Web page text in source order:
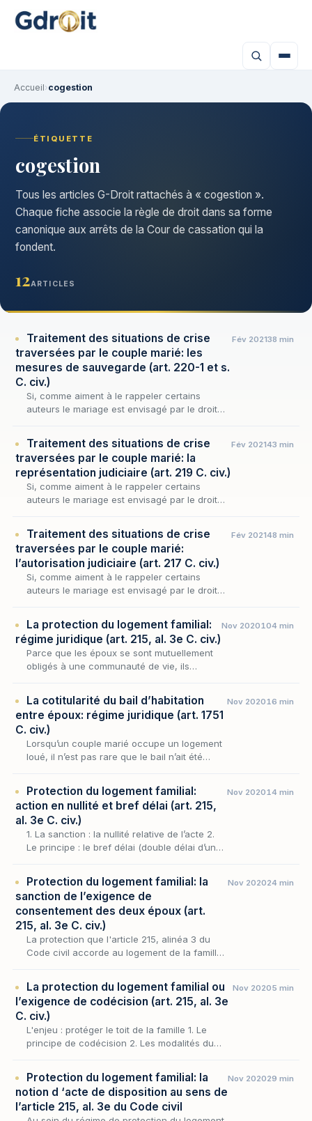
Accueil›cogestion
ÉTIQUETTE
cogestion
Tous les articles G-Droit rattachés à « cogestion ».
Chaque fiche associe la règle de droit dans sa forme
canonique aux arrêts de la Cour de cassation qui la
fondent.
12ARTICLES
Traitement des situations de crise
traversées par le couple marié: les
mesures de sauvegarde (art. 220-1 et s.
C. civ.)
Si, comme aiment à le rappeler certains
auteurs le mariage est envisagé par le droit
fondateur…
Fév 202138 min
Traitement des situations de crise
traversées par le couple marié: la
représentation judiciaire (art. 219 C. civ.)
Si, comme aiment à le rappeler certains
auteurs le mariage est envisagé par le droit
fondateur…
Fév 202143 min
Traitement des situations de crise
traversées par le couple marié:
l’autorisation judiciaire (art. 217 C. civ.)
Si, comme aiment à le rappeler certains
auteurs le mariage est envisagé par le droit
fondateur…
Fév 202148 min
La protection du logement familial:
régime juridique (art. 215, al. 3e C. civ.)
Parce que les époux se sont mutuellement
obligés à une communauté de vie, ils
Nov 2020104 min
La cotitularité du bail d’habitation
entre époux: régime juridique (art. 1751
C. civ.)
Lorsqu’un couple marié occupe un logement
loué, il n’est pas rare que le bail n’ait été
Nov 202016 min
Protection du logement familial:
action en nullité et bref délai (art. 215,
al. 3e C. civ.)
1. La sanction : la nullité relative de l’acte 2.
Le principe : le bref délai (double délai d’un
Nov 202014 min
Protection du logement familial: la
sanction de l’exigence de
consentement des deux époux (art.
215, al. 3e C. civ.)
La protection que l'article 215, alinéa 3 du
Code civil accorde au logement de la famille
double…
Nov 202024 min
La protection du logement familial ou
l’exigence de codécision (art. 215, al. 3e
C. civ.)
L'enjeu : protéger le toit de la famille 1. Le
principe de codécision 2. Les modalités du
Nov 20205 min
Protection du logement familial: la
notion d ‘acte de disposition au sens de
l’article 215, al. 3e du Code civil
Nov 202029 min